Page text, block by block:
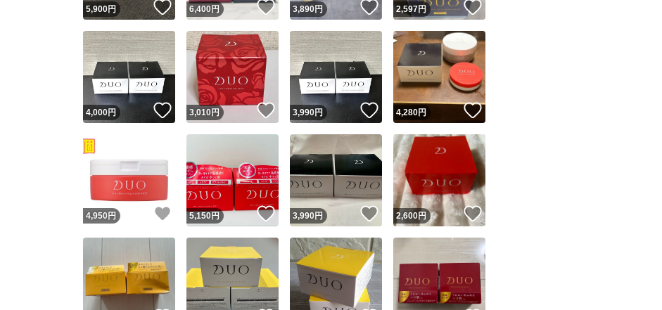
取引実績
取引実績◯+ このユーザーはYahoo!フリマの取引を完了させた実績があります
他フリマ実績◯+ このユーザーは他フリマサービスでの取引実績があります
スピード&安心発送
※このバッジは実績に基づく表示であり、発送を保証しているものではありません
スピード＆安心発送
このユーザーは高頻度で24時間以内＆設定した発送日数内に発送してい
ます
スピード発送 このユーザーは高頻度で24時間以内に発送しています
安心発送 このユーザーは設定した発送日数内に発送しています
商品画像の 無断転載は禁止されています
コピーは1商品につき1回です
出品ページへ
キャンセル
5,900円 いいね！
6,400円 いいね！
3,890円 いいね！
2,597円
4,000円 いいね！
3,010円 いいね！
3,990円 いいね！
4,280円
4,950 円 いいね！
5,150円 いいね！
3,990円 いいね！
2,600円 いいね！